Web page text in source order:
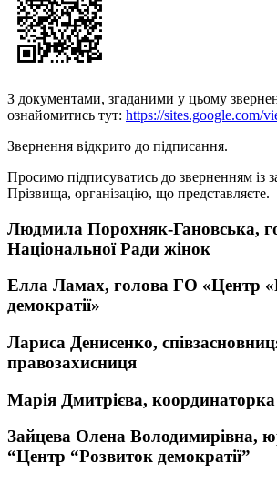
З документами, згаданими у цьому
ознайомитись тут: https://sites.google.com/
Звернення відкрито до підписання.
Просимо підписуватись до зверненням із
Прізвища, організацію, що представляєте.
Людмила Порохняк-Гановська,
Національної Ради жінок
Елла Ламах, голова ГО «Центр
демократії»
Лариса Денисенко,
правозахисниця
Марія Дмитрієва,
Зайцева Олена Володимирівна,
“Центр “Розвиток демократії”